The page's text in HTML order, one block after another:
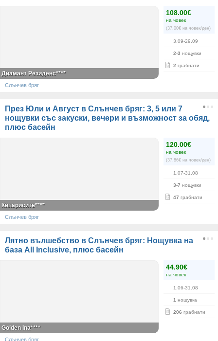
108.00€
на човек
(37.00€ на човек/ден)
3.09-29.09
2-3 нощувки
2 грабнати
Диамант Резиденс****
Слънчев бряг
През Юли и Август в Слънчев бряг: 3, 5 или 7
нощувки със закуски, вечери и възможност за обяд,
плюс басейн
120.00€
на човек
(37.86€ на човек/ден)
1.07-31.08
3-7 нощувки
47 грабнати
Кипарисите****
Слънчев бряг
Лятно вълшебство в Слънчев бряг: Нощувка на
база All Inclusive, плюс басейн
44.90€
на човек
1.06-31.08
1 нощувка
206 грабнати
Golden Ina****
Слънчев бряг